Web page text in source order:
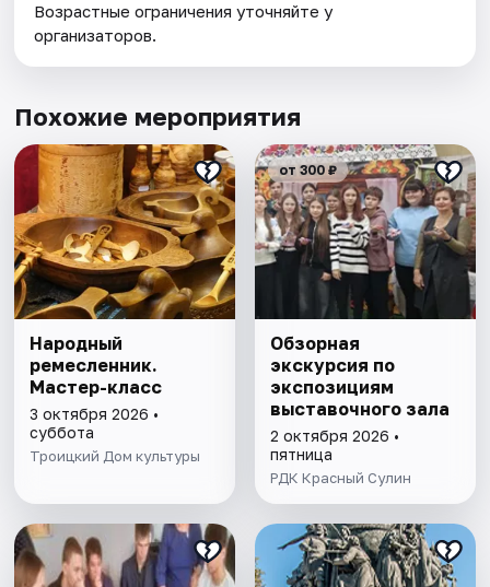
Возрастные ограничения уточняйте у
организаторов.
Похожие мероприятия
Народный
ремесленник.
Мастер-класс
3 октября 2026 •
суббота
Троицкий Дом культуры
от 300 ₽
Обзорная
экскурсия по
экспозициям
выставочного зала
2 октября 2026 •
пятница
РДК Красный Сулин